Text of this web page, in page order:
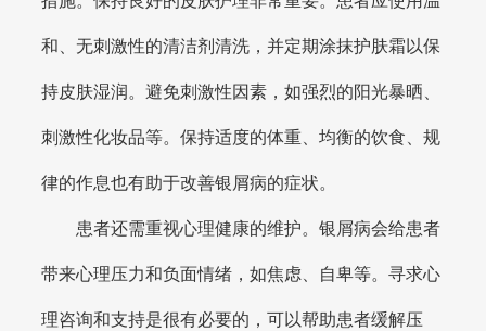
和、无刺激性的清洁剂清洗，并定期涂抹护肤霜以保
持皮肤湿润。避免刺激性因素，如强烈的阳光暴晒、
刺激性化妆品等。保持适度的体重、均衡的饮食、规
律的作息也有助于改善银屑病的症状。
患者还需重视心理健康的维护。银屑病会给患者
带来心理压力和负面情绪，如焦虑、自卑等。寻求心
理咨询和支持是很有必要的，可以帮助患者缓解压